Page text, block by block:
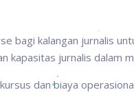
bagi kalangan jurnalis
kapasitas jurnalis dalam
dan biaya